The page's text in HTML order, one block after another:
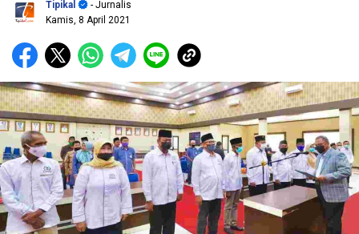
Tipikal
- Jurnalis
Kamis, 8 April 2021